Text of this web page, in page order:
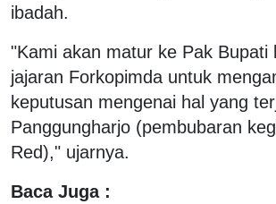
ibadah.
"Kami akan matur ke Pak Bupati
jajaran Forkopimda untuk
keputusan mengenai hal yang
Panggungharjo (pembubaran
Red)," ujarnya.
Baca Juga :